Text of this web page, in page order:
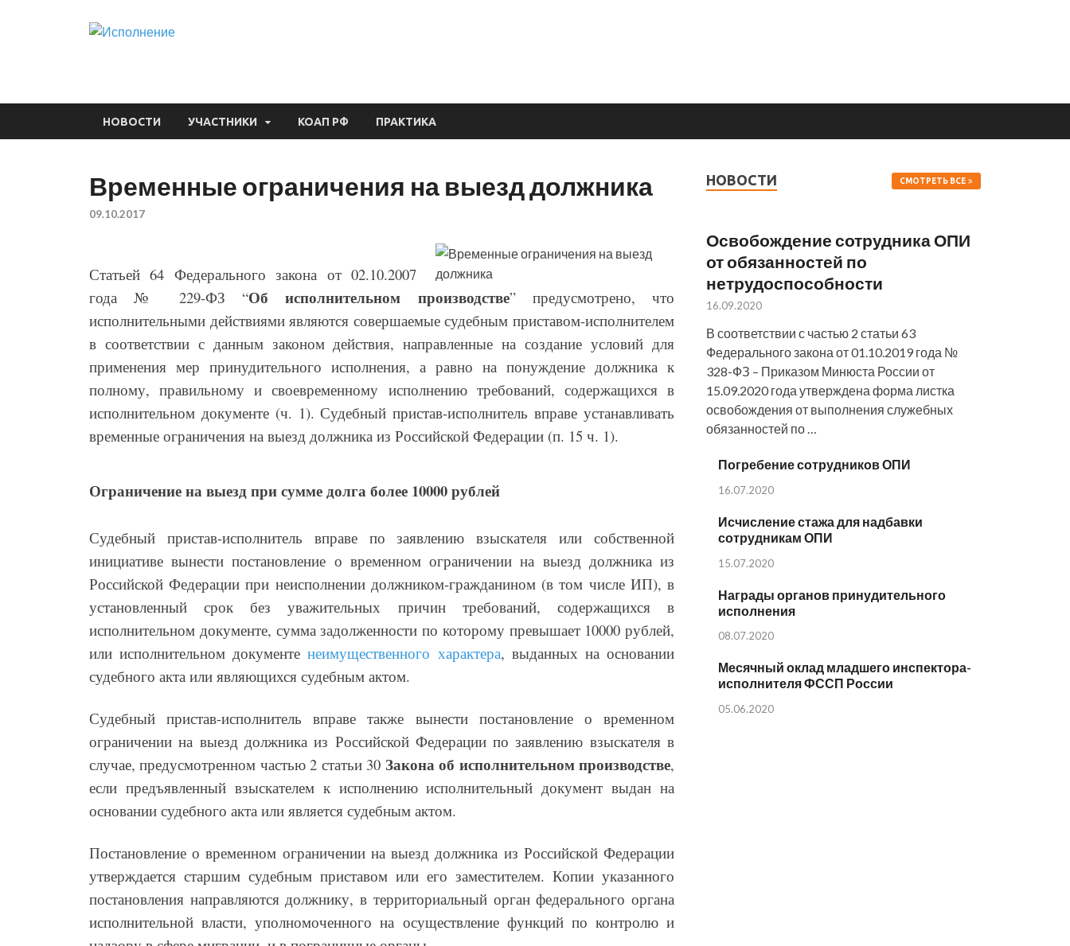
НОВОСТИ УЧАСТНИКИ КОАП РФ ПРАКТИКА
Временные ограничения на выезд должника
09.10.2017
Статьей 64 Федерального закона от 02.10.2007
года № 229-ФЗ “Об исполнительном производстве” предусмотрено, что
исполнительными действиями являются совершаемые судебным приставом-исполнителем
в соответствии с данным законом действия, направленные на создание условий для
применения мер принудительного исполнения, а равно на понуждение должника к
полному, правильному и своевременному исполнению требований, содержащихся в
исполнительном документе (ч. 1). Судебный пристав-исполнитель вправе устанавливать
временные ограничения на выезд должника из Российской Федерации (п. 15 ч. 1).
Ограничение на выезд при сумме долга более 10000 рублей
Судебный пристав-исполнитель вправе по заявлению взыскателя или собственной
инициативе вынести постановление о временном ограничении на выезд должника из
Российской Федерации при неисполнении должником-гражданином (в том числе ИП), в
установленный срок без уважительных причин требований, содержащихся в
исполнительном документе, сумма задолженности по которому превышает 10000 рублей,
или исполнительном документенеимущественного характера, выданных на основании
судебного акта или являющихся судебным актом.
Судебный пристав-исполнитель вправе также вынести постановление о временном
ограничении на выезд должника из Российской Федерации по заявлению взыскателя в
случае, предусмотренном частью 2 статьи 30 Закона об исполнительном производстве,
если предъявленный взыскателем к исполнению исполнительный документ выдан на
основании судебного акта или является судебным актом.
Постановление о временном ограничении на выезд должника из Российской Федерации
утверждается старшим судебным приставом или его заместителем. Копии указанного
постановления направляются должнику, в территориальный орган федерального органа
исполнительной власти, уполномоченного на осуществление функций по контролю и
НОВОСТИ СМОТРЕТЬ ВСЕ
Освобождение сотрудника ОПИ
от обязанностей по
нетрудоспособности
16.09.2020
В соответствии с частью 2 статьи 63
Федерального закона от 01.10.2019 года №
328-ФЗ – Приказом Минюста России от
15.09.2020 года утверждена форма листка
освобождения от выполнения служебных
обязанностей по …
Погребение сотрудников ОПИ
16.07.2020
Исчисление стажа для надбавки
сотрудникам ОПИ
15.07.2020
Награды органов принудительного
исполнения
08.07.2020
Месячный оклад младшего инспектора-
исполнителя ФССП России
05.06.2020